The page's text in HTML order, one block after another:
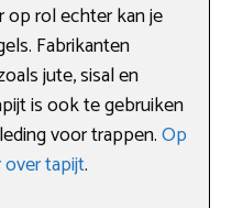
op rol echter kan je
Fabrikanten
jute, sisal en
is ook te gebruiken
voor trappen.Op
over tapijt.